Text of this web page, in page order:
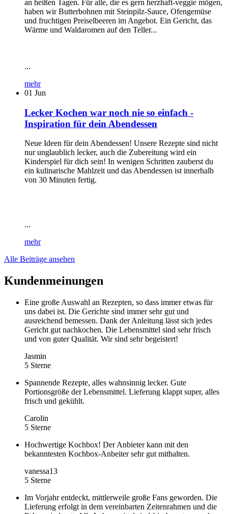
an heißen Tagen. Für alle, die es gern herzhaft-veggie mögen,
haben wir Butterbohnen mit Steinpilz-Sauce, Ofengemüse
und fruchtigen Preiselbeeren im Angebot. Ein Gericht, das
Wärme und Waldaromen auf den Teller...
...
mehr
01 Jun
Lecker Kochen war noch nie so einfach -
Inspiration für dein Abendessen
Neue Ideen für dein Abendessen! Unsere Rezepte sind nicht
nur unglaublich lecker, auch die Zubereitung wird ein
Kinderspiel für dich sein! In wenigen Schritten zauberst du
ein kulinarische Mahlzeit und das Abendessen ist innerhalb
von 30 Minuten fertig.
...
mehr
Alle Beiträge ansehen
Kundenmeinungen
Eine große Auswahl an Rezepten, so dass immer etwas für
uns dabei ist. Die Gerichte sind immer sehr gut und
ausreichend bemessen. Dank der Anleitung lässt sich jedes
Gericht gut nachkochen. Die Lebensmittel sind sehr frisch
und von guter Qualität. Wir sind sehr begeistert!
Jasmin
5 Sterne
Spannende Rezepte, alles wahnsinnig lecker. Gute
Portionsgröße der Lebensmittel. Lieferung klappt super, alles
frisch und gekühlt.
Carolin
5 Sterne
Hochwertige Kochbox! Der Anbieter kann mit den
bekanntesten Kochbox-Anbeiter sehr gut mithalten.
vanessa13
5 Sterne
Im Vorjahr entdeckt, mittlerweile große Fans geworden. Die
Lieferung erfolgt in dem vereinbarten Zeitenrahmen und die